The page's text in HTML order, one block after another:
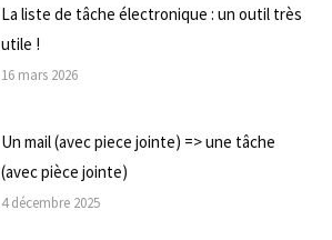
La liste de tâche électronique : un outil très
utile !
16 mars 2026
Un mail (avec piece jointe) => une tâche
(avec pièce jointe)
4 décembre 2025